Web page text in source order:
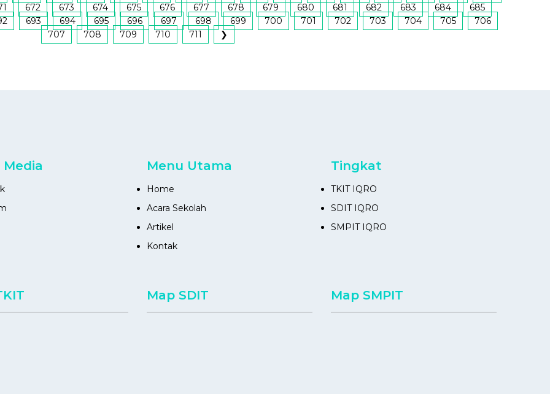
672 673 674 675 676 677 678 679 680 681 682 683 684
685
693 694 695 696 697 698 699 700 701 702 703 704 705
706
707
708 709 710 711 ❯
Media Menu Utama
Home
Acara Sekolah
Artikel
Kontak
Tingkat
TKIT IQRO
SDIT IQRO
SMPIT IQRO
Map SDIT Map SMPIT